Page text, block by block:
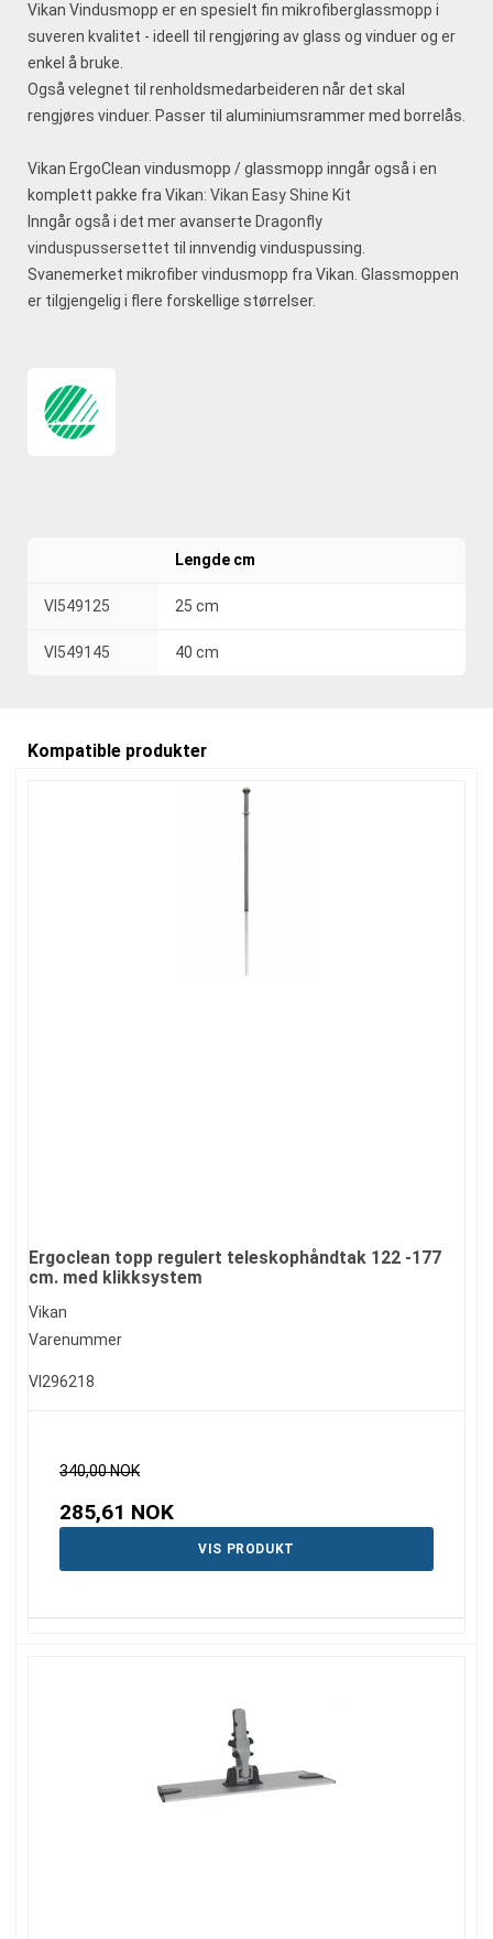
Vikan Vindusmopp er en spesielt fin mikrofiberglassmopp i
suveren kvalitet - ideell til rengjøring av glass og vinduer og er
enkel å bruke.
Også velegnet til renholdsmedarbeideren når det skal
rengjøres vinduer. Passer til aluminiumsrammer med borrelås.
Vikan ErgoClean vindusmopp / glassmopp inngår også i en
komplett pakke fra Vikan: Vikan Easy Shine Kit
Inngår også i det mer avanserte Dragonfly
vinduspussersettet til innvendig vinduspussing.
Svanemerket mikrofiber vindusmopp fra Vikan. Glassmoppen
er tilgjengelig i flere forskellige størrelser.
Lengde cm
VI549125 25 cm
VI549145 40 cm
Kompatible produkter
Ergoclean topp regulert teleskophåndtak 122 -177
cm. med klikksystem
Vikan
Varenummer
VI296218
340,00 NOK
285,61 NOK
VIS PRODUKT